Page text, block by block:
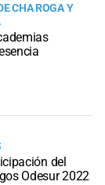
CHA ROGA Y
del
Odesur 2022